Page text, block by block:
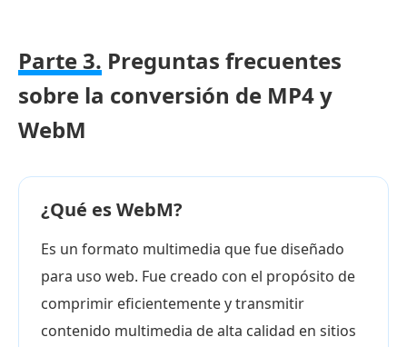
Parte 3. Preguntas frecuentes
sobre la conversión de MP4 y
WebM
¿Qué es WebM?
Es un formato multimedia que fue diseñado
para uso web. Fue creado con el propósito de
comprimir eficientemente y transmitir
contenido multimedia de alta calidad en sitios